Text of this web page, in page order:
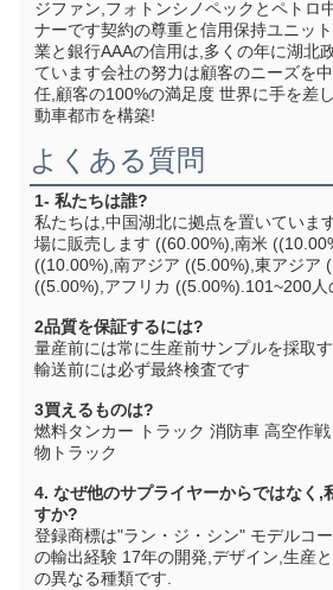
ジファン,フォトンシノペックとペトロ
ナーです契約の尊重と信用保持ユニッ
業と銀行AAAの信用は,多くの年に湖北
ています会社の努力は顧客のニーズを
任,顧客の100%の満足度 世界に手を差
動車都市を構築!
よくある質問
1- 私たちは誰?
私たちは,中国湖北に拠点を置いていま
場に販売します ((60.00%),南米
((10.00%),南アジア ((5.00%),東アジア
((5.00%),アフリカ ((5.00%).101~200人
2品質を保証するには?
量産前には常に生産前サンプルを採取す
輸送前には必ず最終検査です
3買えるものは?
燃料タンカー トラック 消防車 高空作
物トラック
4. なぜ他のサプライヤーからではなく,
すか?
登録商標は"ラン・ジ・シン" モデルコ
の輸出経験 17年の開発,デザイン,生産
の異なる種類です.